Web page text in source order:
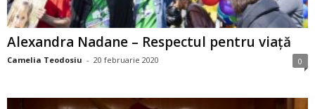
Alexandra Nadane – Respectul pentru viaţă
Camelia Teodosiu - 20 februarie 2020 0